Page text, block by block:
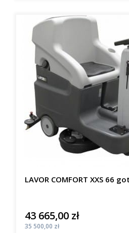
LAVOR COMFORT XXS 66
Cena
43 665,00 zł
Cena
35 500,00 zł